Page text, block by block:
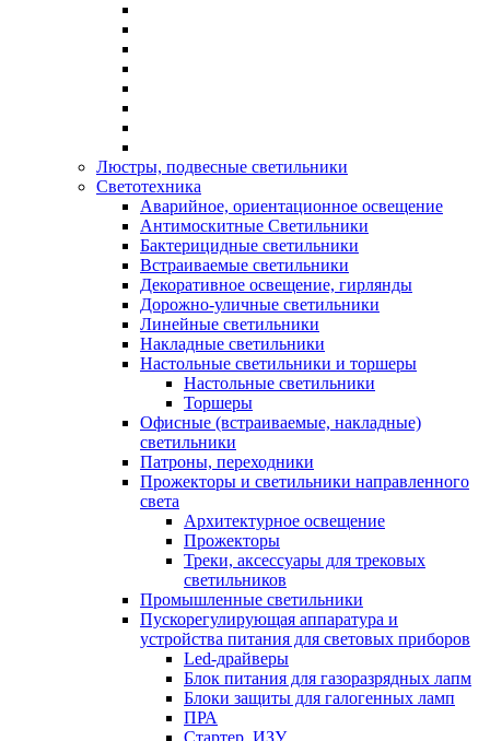
Люстры, подвесные светильники
Светотехника
Аварийное, ориентационное освещение
Антимоскитные Светильники
Бактерицидные светильники
Встраиваемые светильники
Декоративное освещение, гирлянды
Дорожно-уличные светильники
Линейные светильники
Накладные светильники
Настольные светильники и торшеры
Настольные светильники
Торшеры
Офисные (встраиваемые, накладные)
светильники
Патроны, переходники
Прожекторы и светильники направленного
света
Архитектурное освещение
Прожекторы
Треки, аксессуары для трековых
светильников
Промышленные светильники
Пускорегулирующая аппаратура и
устройства питания для световых приборов
Led-драйверы
Блок питания для газоразрядных лапм
Блоки защиты для галогенных ламп
ПРА
Стартер, ИЗУ